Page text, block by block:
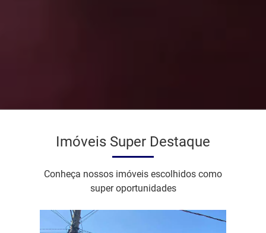
Imóveis Super Destaque
Conheça nossos imóveis escolhidos como
super oportunidades